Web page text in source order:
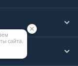
сайта.
✕